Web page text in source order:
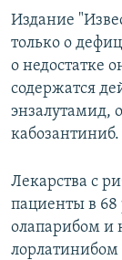
Издание
только о
о недостатке
содержатся
энзалутамид,
кабозантиниб.
Лекарства с
пациенты в 68
олапарибом и
лорлатинибом